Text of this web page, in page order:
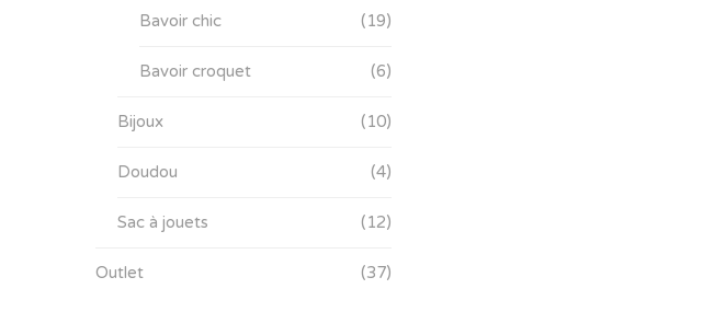
Bavoir chic (19)
Bavoir croquet (6)
Bijoux (10)
Doudou (4)
Sac à jouets (12)
Outlet (37)